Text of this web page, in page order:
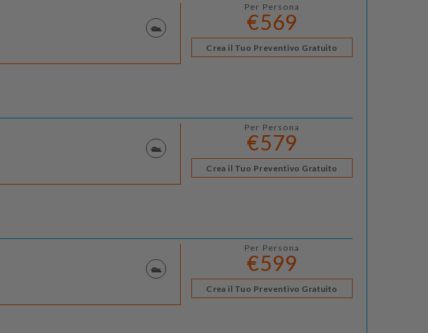
Per Persona
€569
Crea il Tuo Preventivo Gratuito
Per Persona
€579
Crea il Tuo Preventivo Gratuito
Per Persona
€599
Crea il Tuo Preventivo Gratuito